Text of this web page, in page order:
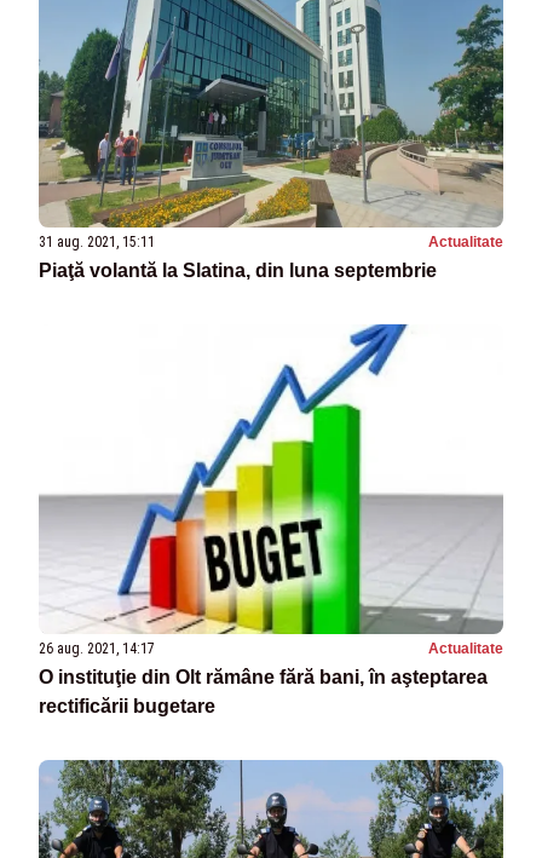
31 aug. 2021, 15:11 Actualitate
Piaţă volantă la Slatina, din luna septembrie
26 aug. 2021, 14:17 Actualitate
O instituţie din Olt rămâne fără bani, în aşteptarea
rectificării bugetare